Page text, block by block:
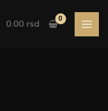
0.00 rsd